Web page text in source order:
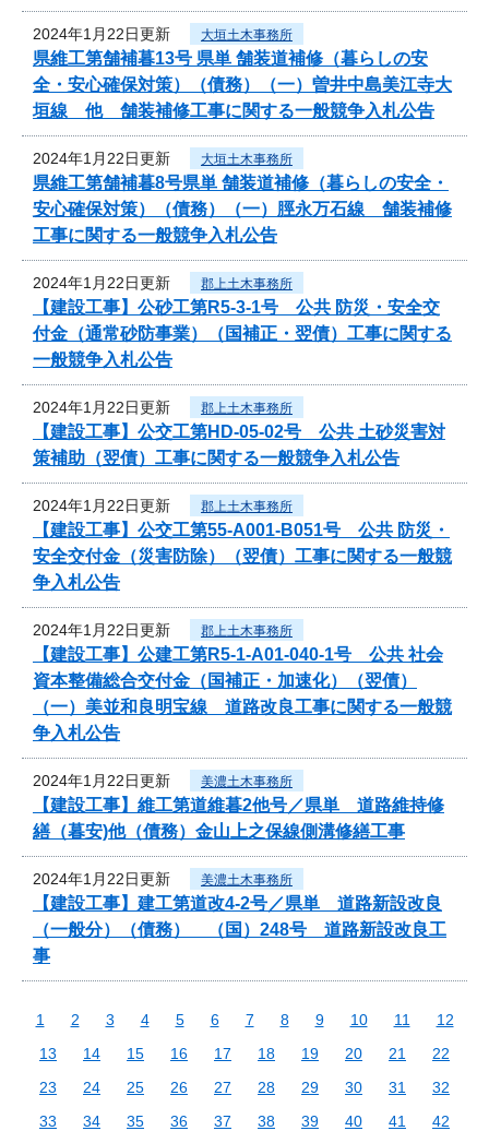
2024年1月22日更新 大垣土木事務所
県維工第舗補暮13号 県単 舗装道補修（暮らしの安
全・安心確保対策）（債務）（一）曽井中島美江寺大
垣線 他 舗装補修工事に関する一般競争入札公告
2024年1月22日更新 大垣土木事務所
県維工第舗補暮8号県単 舗装道補修（暮らしの安全・
安心確保対策）（債務）（一）脛永万石線 舗装補修
工事に関する一般競争入札公告
2024年1月22日更新 郡上土木事務所
【建設工事】公砂工第R5-3-1号 公共 防災・安全交
付金（通常砂防事業）（国補正・翌債）工事に関する
一般競争入札公告
2024年1月22日更新 郡上土木事務所
【建設工事】公交工第HD-05-02号 公共 土砂災害対
策補助（翌債）工事に関する一般競争入札公告
2024年1月22日更新 郡上土木事務所
【建設工事】公交工第55-A001-B051号 公共 防災・
安全交付金（災害防除）（翌債）工事に関する一般競
争入札公告
2024年1月22日更新 郡上土木事務所
【建設工事】公建工第R5-1-A01-040-1号 公共 社会
資本整備総合交付金（国補正・加速化）（翌債）
（一）美並和良明宝線 道路改良工事に関する一般競
争入札公告
2024年1月22日更新 美濃土木事務所
【建設工事】維工第道維暮2他号／県単 道路維持修
繕（暮安)他（債務）金山上之保線側溝修繕工事
2024年1月22日更新 美濃土木事務所
【建設工事】建工第道改4-2号／県単 道路新設改良
（一般分）（債務） （国）248号 道路新設改良工
事
1 2 3 4 5 6 7 8 9 10 11
12
13
14 15 16 17 18 19 20 21
22
23
24 25 26 27 28 29 30 31
32
33
34 35 36 37 38 39 40 41
42